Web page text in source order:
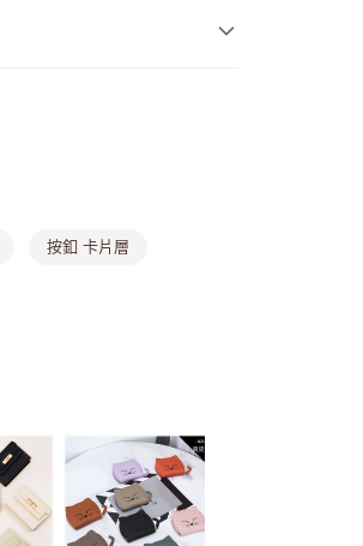
或遇審核未通過，訂單將自動取
」（以下簡稱本公司）所提供，讓
服務，並由商店將買賣／分期付
本公司帳單繳交帳款。
約關係目的，商店將以您的個人
上)免運費
)免運費
按釦 卡片層